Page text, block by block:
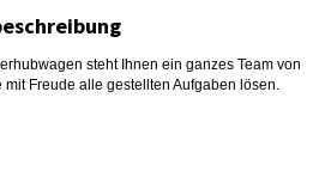
steht Ihnen ein ganzes Team von
Freude alle gestellten Aufgaben lösen.